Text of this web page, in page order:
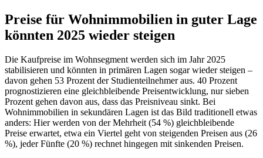
Preise für Wohnimmobilien in guter Lage
könnten 2025 wieder steigen
Die Kaufpreise im Wohnsegment werden sich im Jahr 2025
stabilisieren und könnten in primären Lagen sogar wieder steigen –
davon gehen 53 Prozent der Studienteilnehmer aus. 40 Prozent
prognostizieren eine gleichbleibende Preisentwicklung, nur sieben
Prozent gehen davon aus, dass das Preisniveau sinkt. Bei
Wohnimmobilien in sekundären Lagen ist das Bild traditionell etwas
anders: Hier werden von der Mehrheit (54 %) gleichbleibende
Preise erwartet, etwa ein Viertel geht von steigenden Preisen aus (26
%), jeder Fünfte (20 %) rechnet hingegen mit sinkenden Preisen.